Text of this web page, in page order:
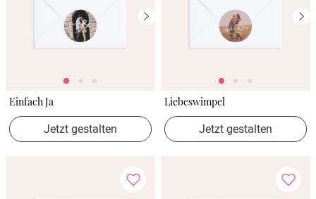
Einfach Ja
Jetzt gestalten
Liebeswimpel
Jetzt gestalten